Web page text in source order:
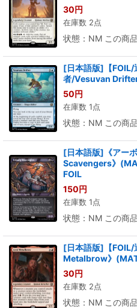
30円
在庫数 2点
状態：NM この商
[日本語版]【FOIL/
者/Vesuvan
50円
在庫数 1点
状態：NM この商
[日本語版]《アー
Scavengers》
FOIL
150円
在庫数 1点
状態：NM この商
[日本語版]【FOIL/
Metalbrow》
30円
在庫数 2点
状態：NM この商